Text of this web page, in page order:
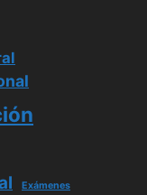
Exámenes